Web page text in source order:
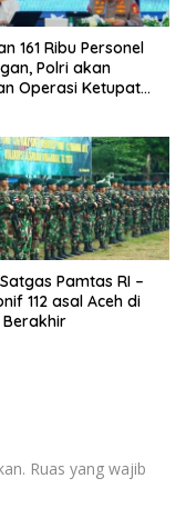
161 Ribu Personel
Polri akan
Operasi Ketupat
Pamtas RI –
112 asal Aceh di
Berakhir
Ruas yang wajib